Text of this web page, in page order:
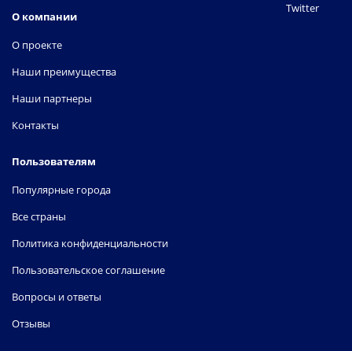
О компании
О проекте
Наши преимущества
Наши партнеры
Контакты
Пользователям
Популярные города
Все страны
Политика конфиденциальности
Пользовательское соглашение
Вопросы и ответы
Отзывы
Twitter